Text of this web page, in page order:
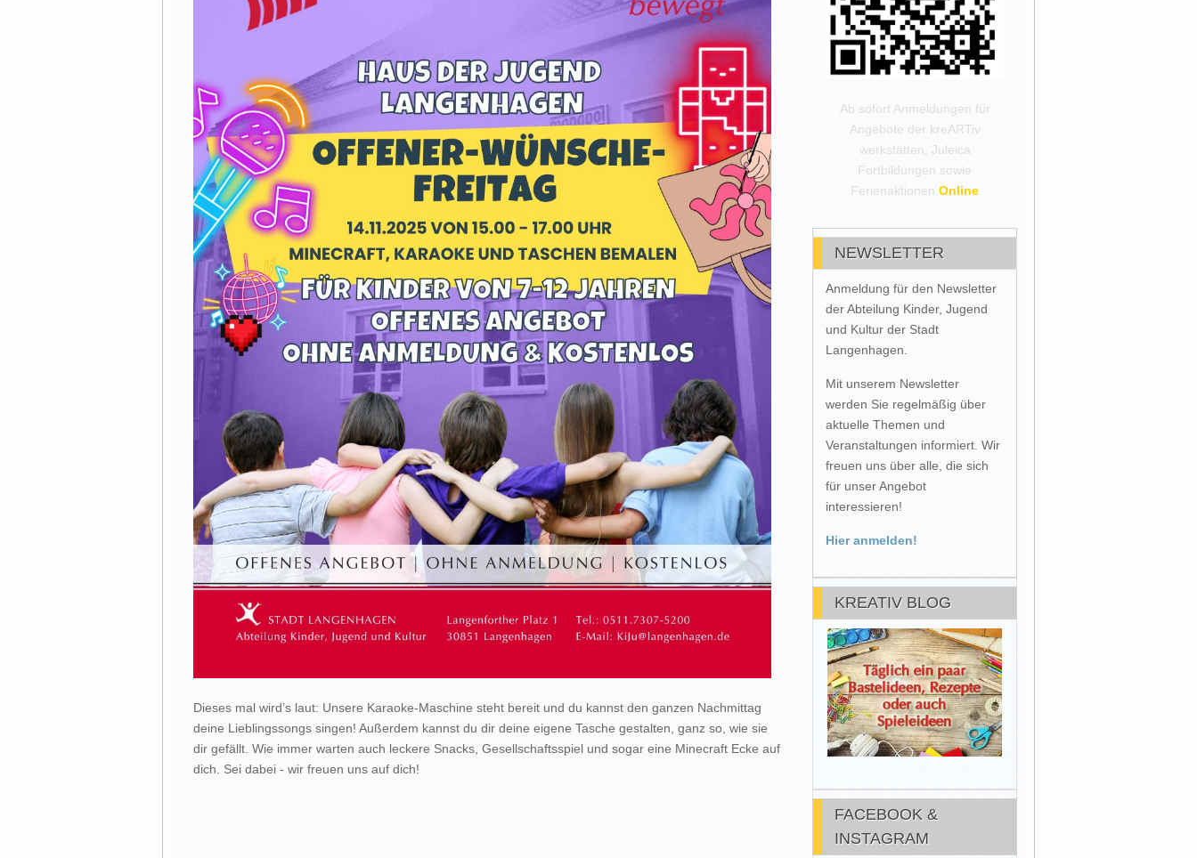
Dieses mal wird’s laut: Unsere Karaoke-Maschine steht bereit und du kannst den ganzen Nachmittag
deine Lieblingssongs singen! Außerdem kannst du dir deine eigene Tasche gestalten, ganz so, wie sie
dir gefällt. Wie immer warten auch leckere Snacks, Gesellschaftsspiel und sogar eine Minecraft Ecke auf
dich. Sei dabei - wir freuen uns auf dich!
Ab sofort Anmeldungen für
Angebote der kreARTiv
werkstätten, Juleica
Fortbildungen sowie
Ferienaktionen Online
NEWSLETTER
Anmeldung für den Newsletter
der Abteilung Kinder, Jugend
und Kultur der Stadt
Langenhagen.
Mit unserem Newsletter
werden Sie regelmäßig über
aktuelle Themen und
Veranstaltungen informiert. Wir
freuen uns über alle, die sich
für unser Angebot
interessieren!
Hier anmelden!
KREATIV BLOG
FACEBOOK &
INSTAGRAM